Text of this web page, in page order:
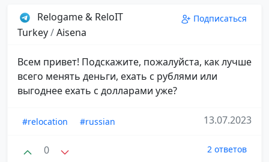
Relogame & ReloIT
Turkey/Aisena
Подписаться
Всем привет! Подскажите, пожалуйста, как лучше
всего менять деньги, ехать с рублями или
выгоднее ехать с долларами уже?
#relocation #russian 13.07.2023
0 2 ответов